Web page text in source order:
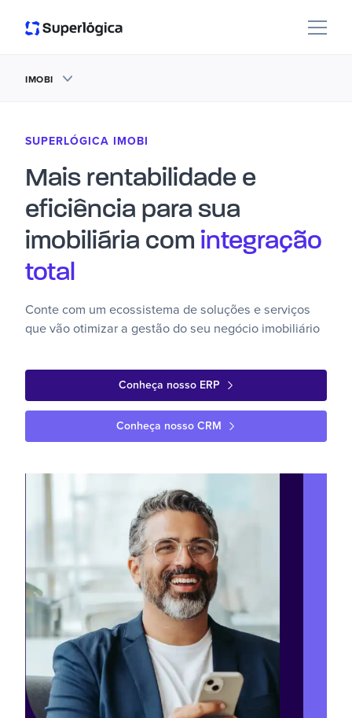
IMOBI
SUPERLÓGICA IMOBI
Mais rentabilidade e
eficiência para sua
imobiliária com integração
total
Conte com um ecossistema de soluções e serviços
que vão otimizar a gestão do seu negócio imobiliário
Conheça nosso ERP
Conheça nosso CRM